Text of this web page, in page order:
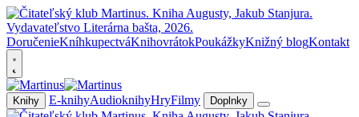
DoručenieKníhkupectváKnihovrátokPoukážkyKnižný blogKontakt
Knihy E-knihyAudioknihyHryFilmy Doplnky